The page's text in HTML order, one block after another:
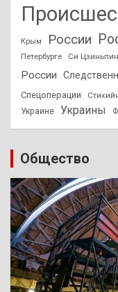
Крым России
Петербурге
Си Цзиньпин
России
Спецоперации
Украине Украины
Общество